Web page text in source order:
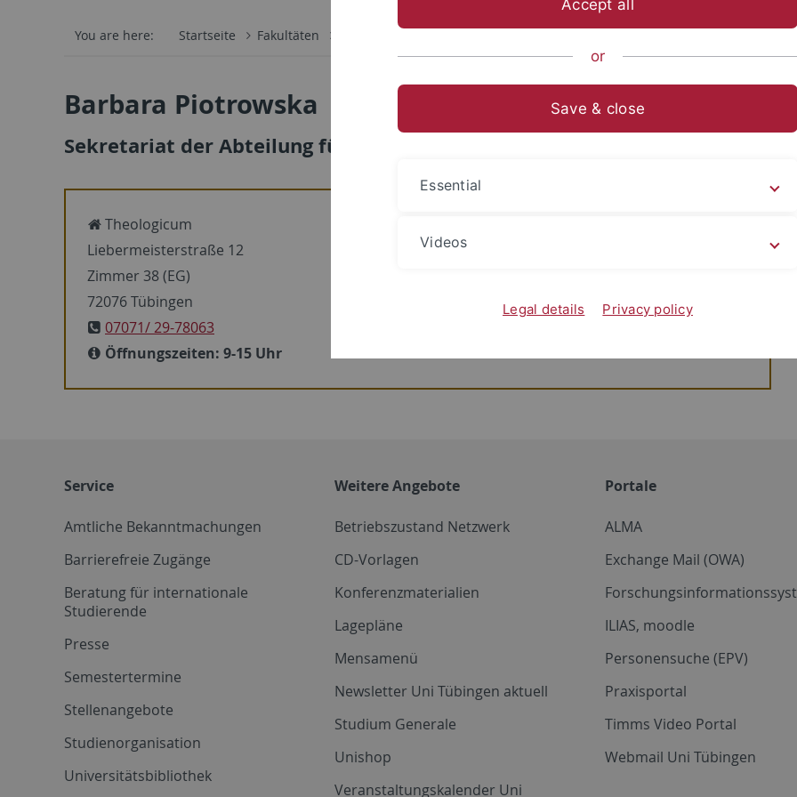
You are here: Startseite Fakultäten
Barbara Piotrowska
Sekretariat der Abteilung für Kirchenrecht
Theologicum
Liebermeisterstraße 12
Zimmer 38 (EG)
72076 Tübingen
07071/ 29-78063
Öffnungszeiten: 9-15 Uhr
Service
Amtliche Bekanntmachungen
Barrierefreie Zugänge
Beratung für internationale
Studierende
Presse
Semestertermine
Stellenangebote
Studienorganisation
Universitätsbibliothek
Weitere Angebote
Betriebszustand Netzwerk
CD-Vorlagen
Konferenzmaterialien
Lagepläne
Mensamenü
Newsletter Uni Tübingen aktuell
Studium Generale
Unishop
Veranstaltungskalender Uni
Portale
ALMA
Exchange Mail (OWA)
ILIAS, moodle
Personensuche (EPV)
Praxisportal
Timms Video Portal
Webmail Uni Tübingen
Accept all
or
Save & close
Essential
Videos
Legal details Privacy policy